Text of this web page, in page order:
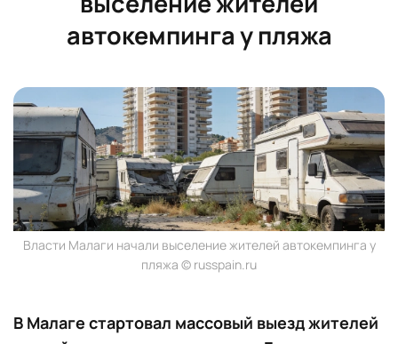
автокемпинга у пляжа
Власти Малаги начали выселение жителей автокемпинга у
пляжа © russpain.ru
В Малаге стартовал массовый выезд жителей